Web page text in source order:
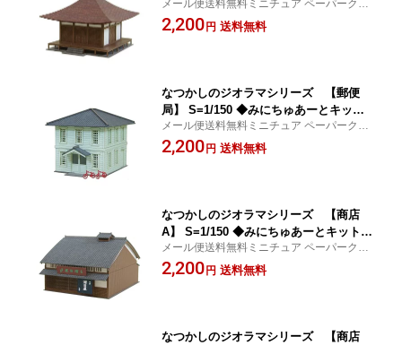
ジ 建物 精密 おうち時間 工作 ミニチュ
ア インテリア
メール便送料無料ミニチュア ペーパークラ
フト
2,200 円 送料無料
なつかしのジオラマシリーズ 【郵便
局】 S=1/150 ◆みにちゅあーとキット
Nゲージ 建物 精密 おうち時間 工作 ミ
ニチュア インテリア
メール便送料無料ミニチュア ペーパークラ
フト
2,200 円 送料無料
なつかしのジオラマシリーズ 【商店
A】 S=1/150 ◆みにちゅあーとキット N
ゲージ 建物 精密 おうち時間 工作 ミニ
チュア インテリア
メール便送料無料ミニチュア ペーパークラ
フト
2,200 円 送料無料
なつかしのジオラマシリーズ 【商店